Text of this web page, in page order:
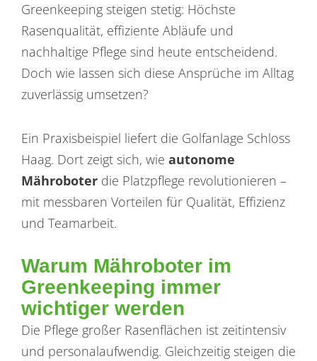
Greenkeeping steigen stetig: Höchste
Rasenqualität, effiziente Abläufe und
nachhaltige Pflege sind heute entscheidend.
Doch wie lassen sich diese Ansprüche im Alltag
zuverlässig umsetzen?
Ein Praxisbeispiel liefert die Golfanlage Schloss
Haag. Dort zeigt sich, wie autonome
Mähroboter die Platzpflege revolutionieren –
mit messbaren Vorteilen für Qualität, Effizienz
und Teamarbeit.
Warum Mähroboter im
Greenkeeping immer
wichtiger werden
Die Pflege großer Rasenflächen ist zeitintensiv
und personalaufwendig. Gleichzeitig steigen die